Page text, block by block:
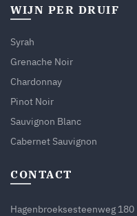
WIJN PER DRUIF
Syrah
Grenache Noir
Chardonnay
Pinot Noir
Sauvignon Blanc
Cabernet Sauvignon
CONTACT
Hagenbroeksesteenweg 180